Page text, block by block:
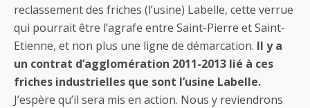
reclassement des friches (l’usine) Labelle, cette verrue
qui pourrait être l’agrafe entre Saint-Pierre et Saint-
Etienne, et non plus une ligne de démarcation. Il y a
un contrat d’agglomération 2011-2013 lié à ces
friches industrielles que sont l’usine Labelle.
J’espère qu’il sera mis en action. Nous y reviendrons